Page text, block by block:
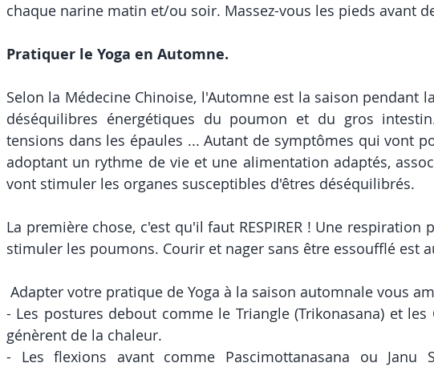
chaque narine matin et/ou soir. Massez-vous les pieds avant
Pratiquer le Yoga en Automne.
Selon la Médecine Chinoise, l'Automne est la saison pendant
déséquilibres énergétiques du poumon et du gros
tensions dans les épaules ... Autant de symptômes qui vont
adoptant un rythme de vie et une alimentation adaptés,
vont stimuler les organes susceptibles d'êtres déséquilibrés.
La première chose, c'est qu'il faut RESPIRER ! Une respiration
stimuler les poumons. Courir et nager sans être essoufflé est
Adapter votre pratique de Yoga à la saison automnale vous
- Les postures debout comme le Triangle (Trikonasana) et
génèrent de la chaleur.
- Les flexions avant comme Pascimottanasana ou Janu